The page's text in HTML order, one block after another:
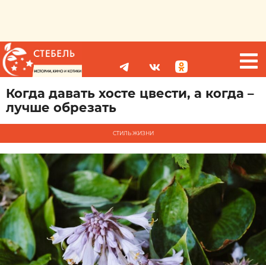
Когда давать хосте цвести, а когда –
лучше обрезать
СТИЛЬ ЖИЗНИ